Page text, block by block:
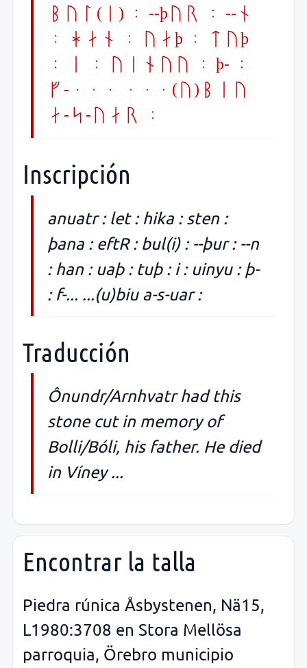
bul(i) : --þur : --n
: han : uaþ : tuþ
: i : uinyu : þ- :
f-... ...(u)biu
a-s-uar :
Inscripción
anuatr : let : hika : sten :
þana : eftR : bul(i) : --þur : --n
: han : uaþ : tuþ : i : uinyu : þ-
: f-... ...(u)biu a-s-uar :
Traducción
Ônundr/Arnhvatr had this
stone cut in memory of
Bolli/Bóli, his father. He died
in Víney ...
Encontrar la talla
Piedra rúnica Åsbystenen, Nä15,
L1980:3708 en Stora Mellösa
parroquia, Örebro municipio